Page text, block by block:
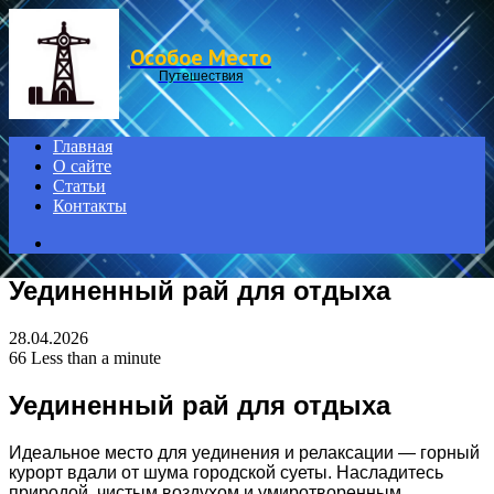
Menu
Особое Место
Путешествия
Главная
О сайте
Статьи
Контакты
Уединенный рай для отдыха
28.04.2026
66 Less than a minute
Уединенный рай для отдыха
Идеальное место для уединения и релаксации — горный
курорт вдали от шума городской суеты. Насладитесь